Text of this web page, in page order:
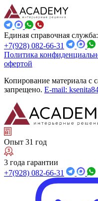
Единая справочная служба:
+7(928) 082-66-31
Политика
офертой
Копирование материала с
запрещено. E-mail:
Опыт 31 год
3 года гарантии
+7(928) 082-66-31